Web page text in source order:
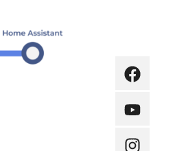
Facebook
Youtube